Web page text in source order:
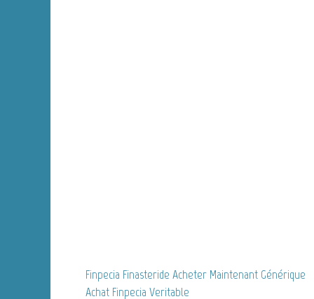
Finpecia Finasteride Acheter Maintenant Générique
Achat Finpecia Veritable